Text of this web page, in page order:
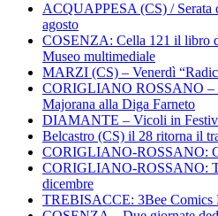
ACQUAPPESA (CS) / Serata
agosto
COSENZA: Cella 121 il libro
Museo multimediale
MARZI (CS) – Venerdì
CORIGLIANO ROSSANO –
Majorana alla Diga Farneto
DIAMANTE – Vicoli in
Belcastro (CS) il 28 ritorna il
CORIGLIANO-ROSSANO:
CORIGLIANO-ROSSANO:
dicembre
TREBISACCE: 3Bee Comics